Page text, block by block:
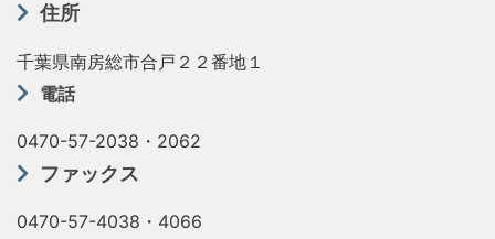
住所
千葉県南房総市合戸２２番地１
電話
0470-57-2038・2062
ファックス
0470-57-4038・4066